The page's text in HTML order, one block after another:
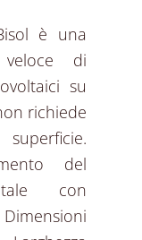
è una
di
su
richiede
del
con